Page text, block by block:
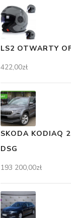
LS2 OTWARTY
422,00zł
SKODA KODIAQ
DSG
193 200,00zł